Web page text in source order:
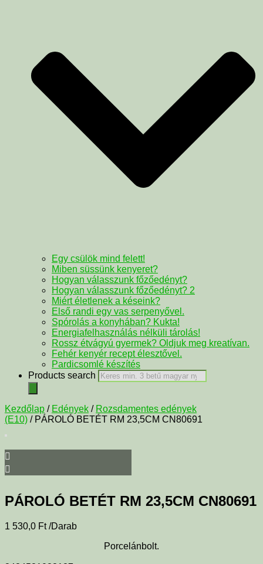
Egy csülök mind felett!
Miben süssünk kenyeret?
Hogyan válasszunk főzőedényt?
Hogyan válasszunk főzőedényt? 2
Miért életlenek a késeink?
Első randi egy vas serpenyővel.
Spórolás a konyhában? Kukta!
Energiafelhasználás nélküli tárolás!
Rossz étvágyú gyermek? Oldjuk meg kreatívan.
Fehér kenyér recept élesztővel.
Pardicsomlé készítés
Products search
Kezdőlap / Edények / Rozsdamentes edények
(E10) / PÁROLÓ BETÉT RM 23,5CM CN80691
PÁROLÓ BETÉT RM 23,5CM CN80691
1 530,0 Ft /Darab
Porcelánbolt.